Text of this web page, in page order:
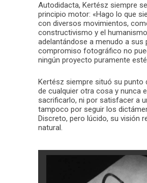
Autodidacta, Kertész siempre
principio motor: «Hago lo que
con diversos movimientos,
constructivismo y el
adelantándose a menudo a sus
compromiso fotográfico no
ningún proyecto puramente
Kertész siempre situó su punto
de cualquier otra cosa y nunca
sacrificarlo, ni por satisfacer a
tampoco por seguir los
Discreto, pero lúcido, su visión
natural.